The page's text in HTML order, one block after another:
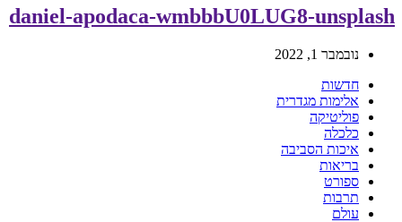
daniel-apodaca-wmbbbU0LUG8-unsplash
נובמבר 1, 2022
חדשות
אלימות מגדרית
פוליטיקה
כלכלה
איכות הסביבה
בריאות
ספורט
תרבות
עולם